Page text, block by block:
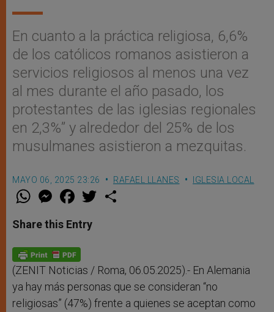
En cuanto a la práctica religiosa, 6,6%
de los católicos romanos asistieron a
servicios religiosos al menos una vez
al mes durante el año pasado, los
protestantes de las iglesias regionales
en 2,3%” y alrededor del 25% de los
musulmanes asistieron a mezquitas.
MAYO 06, 2025 23:26 RAFAEL LLANES IGLESIA LOCAL
W
t
s
p
p
M
e
s
e
g
e
r
F
a
e
b
o
k
w
Share this Entry
(ZENIT Noticias / Roma, 06.05.2025).- En Alemania
ya hay más personas que se consideran “no
religiosas” (47%) frente a quienes se aceptan como